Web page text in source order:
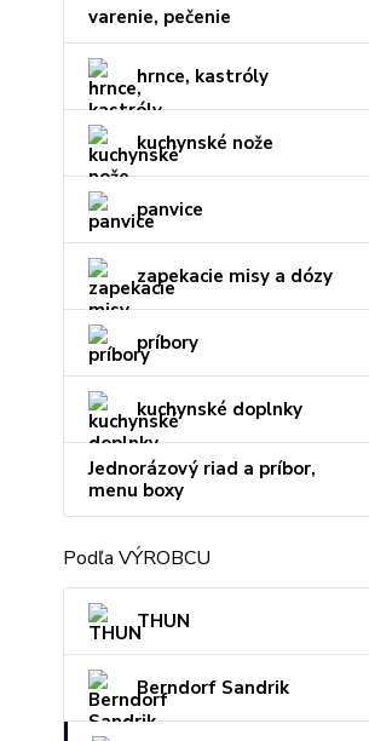
varenie, pečenie
hrnce, kastróly
kuchynské nože
panvice
zapekacie misy a dózy
príbory
kuchynské doplnky
Jednorázový riad a príbor,
menu boxy
Podľa VÝROBCU
THUN
Berndorf Sandrik